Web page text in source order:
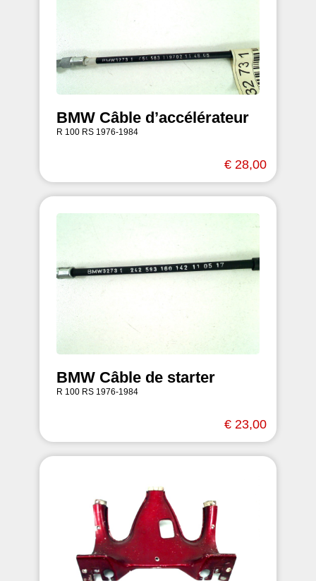
BMW Câble d’accélérateur
R 100 RS 1976-1984
€ 28,00
BMW Câble de starter
R 100 RS 1976-1984
€ 23,00